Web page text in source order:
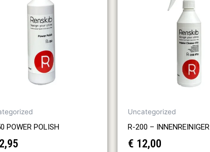
POWER POLISH
Uncategorized
R-200 – INNENREINIGER
€ 12,00